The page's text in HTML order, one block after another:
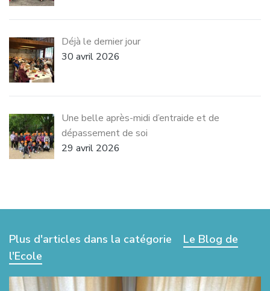
Déjà le dernier jour
30 avril 2026
Une belle après-midi d’entraide et de
dépassement de soi
29 avril 2026
Plus d'articles dans la catégorie
Le Blog de
l'Ecole